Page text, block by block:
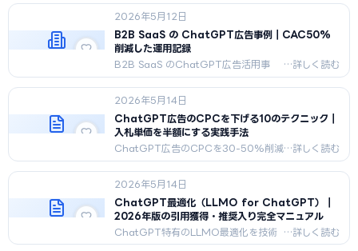
改善までのPDCAサイクルを実運用ベー
スで紹介。
2026年5月12日
B2B SaaS の ChatGPT広告事例｜CAC50%
削減した運用記録
B2B SaaS のChatGPT広告活用事
例。CAC50%削減、月商MRR2倍を
達成した実運用ログを公開。
2026年5月14日
ChatGPT広告のCPCを下げる10のテクニック｜
入札単価を半額にする実践手法
ChatGPT広告のCPCを30-50%削減
する10テクニックを効果度×難度×期
間で整理。品質スコア・クラスタ細分
化・除外KW・推奨文ABテストなどを
業種別優先順位と30日間プランで
2026年5月時点の実データから解説し
2026年5月14日
ChatGPT最適化（LLMO for ChatGPT）｜
2026年版の引用獲得・推奨入り完全マニュアル
ChatGPT特有のLLMO最適化を技術
的に深掘り。Bing Index・Common